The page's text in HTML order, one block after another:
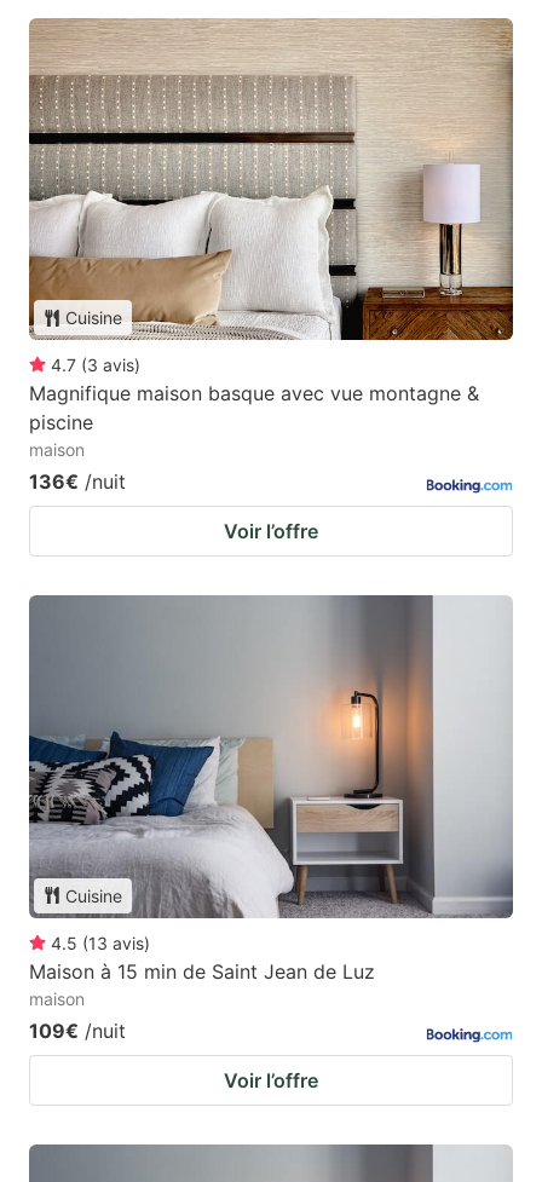
Cuisine
4.7 (3 avis)
Magnifique maison basque avec vue montagne &
piscine
maison
136€ /nuit
Voir l’offre
Cuisine
4.5 (13 avis)
Maison à 15 min de Saint Jean de Luz
maison
109€ /nuit
Voir l’offre